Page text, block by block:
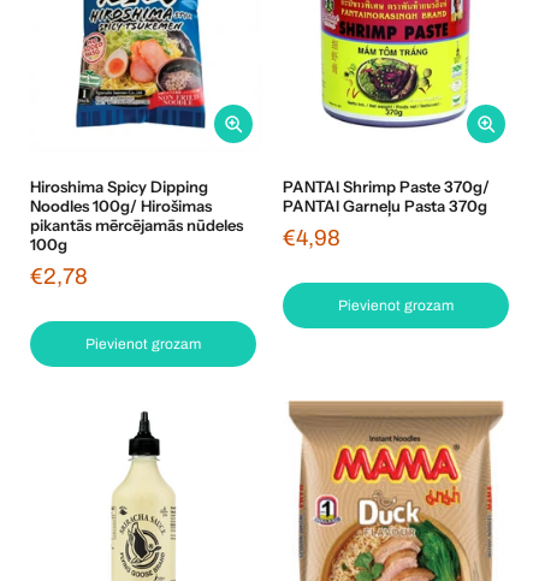
Hiroshima Spicy Dipping
Noodles 100g/ Hirošimas
pikantās mērcējamās nūdeles
100g
€2,78
Pievienot grozam
PANTAI Shrimp Paste 370g/
PANTAI Garneļu Pasta 370g
€4,98
Pievienot grozam